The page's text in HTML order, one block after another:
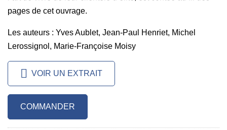
pages de cet ouvrage.
Les auteurs : Yves Aublet, Jean-Paul Henriet, Michel
Lerossignol, Marie-Françoise Moisy
VOIR UN EXTRAIT
COMMANDER